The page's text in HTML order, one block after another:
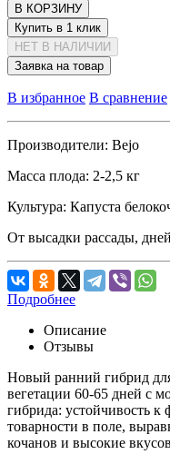
В КОРЗИНУ
Купить в 1 клик
НЕТ В НАЛИЧИИ
Заявка на товар
В избранное В сравнение
Производители: Bejo
Масса плода: 2-2,5 кг
Культура: Капуста
От высадки рассады,
Подробнее
Описание
Отзывы
Новый ранний гибрид
вегетации 60-65 дней с
гибрида: устойчивость к
товарности в поле,
кочанов и высокие